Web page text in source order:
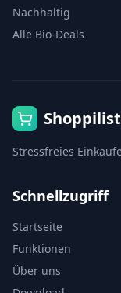
Nachhaltig
Alle Bio-Deals
Stressfreies
Schnellzugriff
Startseite
Funktionen
Über uns